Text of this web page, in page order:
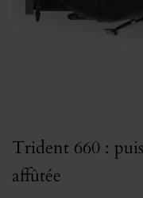
Trident 660 :
affûtée